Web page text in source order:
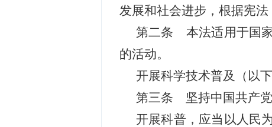
发展和社会进步，根据宪法
第二条 本法适用于国
的活动。
开展科学技术普及（以
第三条 坚持中国共产党
开展科普，应当以人民